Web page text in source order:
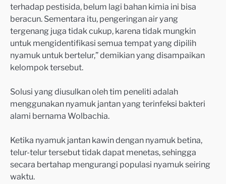
terhadap pestisida, belum lagi bahan kimia ini bisa
beracun. Sementara itu, pengeringan air yang
tergenang juga tidak cukup, karena tidak mungkin
untuk mengidentifikasi semua tempat yang dipilih
nyamuk untuk bertelur,” demikian yang disampaikan
kelompok tersebut.
Solusi yang diusulkan oleh tim peneliti adalah
menggunakan nyamuk jantan yang terinfeksi bakteri
alami bernama Wolbachia.
Ketika nyamuk jantan kawin dengan nyamuk betina,
telur-telur tersebut tidak dapat menetas, sehingga
secara bertahap mengurangi populasi nyamuk seiring
waktu.